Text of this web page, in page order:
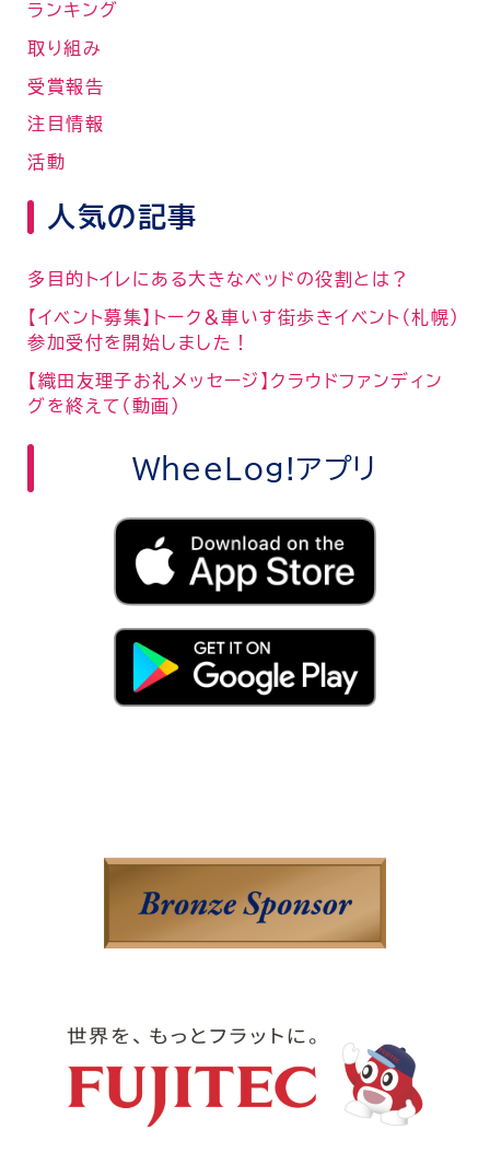
ランキング
取り組み
受賞報告
注目情報
活動
人気の記事
多目的トイレにある大きなベッドの役割とは？
【イベント募集】トーク＆車いす街歩きイベント（札幌）
参加受付を開始しました！
【織田友理子お礼メッセージ】クラウドファンディン
グを終えて（動画）
WheeLog!アプリ